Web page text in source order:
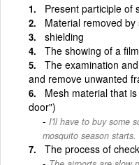
Present participle of
Material removed
shielding
The showing of a film
The examination
and remove unwanted
Mesh material that
door")
I'll have to buy some
mosquito season starts.
The process of